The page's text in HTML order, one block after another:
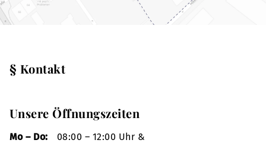
§ Kontakt
Unsere Öffnungszeiten
Mo – Do:
08:00 – 12:00 Uhr &